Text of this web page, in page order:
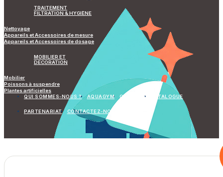
TRAITEMENT
FILTRATION & HYGIÈNE
Nettoyage
Appareils et Accessoires de mesure
Appareils et Accessoires de dosage
MOBILIER ET
DECORATION
Mobilier
Poissons à suspendre
Plantes artificielles
QUI SOMMES-NOUS ?
AQUAGYM GALERIES CATALOGUE
PARTENARIAT CONTACTEZ-NOUS